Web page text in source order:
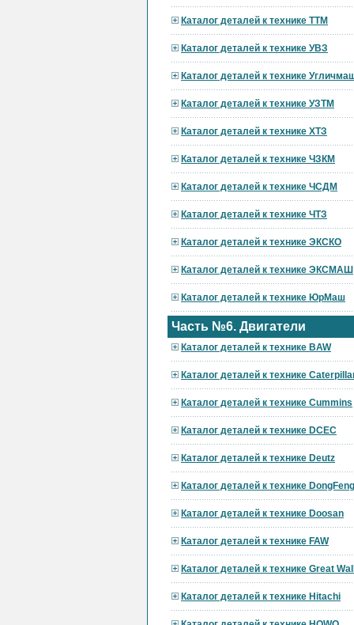
Каталог деталей к технике ТТМ
Каталог деталей к технике УВЗ
Каталог деталей к технике
Каталог деталей к технике УЗТМ
Каталог деталей к технике ХТЗ
Каталог деталей к технике ЧЗКМ
Каталог деталей к технике ЧСДМ
Каталог деталей к технике ЧТЗ
Каталог деталей к технике ЭКСКО
Каталог деталей к технике ЭКСМАШ
Каталог деталей к технике ЮрМаш
Часть №6. Двигатели
Каталог деталей к технике BAW
Каталог деталей к технике
Каталог деталей к технике Cummins
Каталог деталей к технике DCEC
Каталог деталей к технике Deutz
Каталог деталей к технике DongFeng
Каталог деталей к технике Doosan
Каталог деталей к технике FAW
Каталог деталей к технике Great
Каталог деталей к технике Hitachi